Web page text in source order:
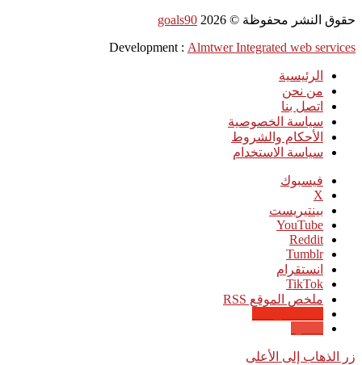
حقوق النشر محفوظة © goals90 2026
Development : Almtwer Integrated web services
الرئيسية
من نحن
اتصل بنا
سياسة الخصوصية
الأحكام والشروط
سياسة الاستخدام
فيسبوك
‫X
بينتيريست
‫YouTube
انستقرام
‫TikTok
ملخص الموقع RSS
زر الذهاب إلى الأعلى